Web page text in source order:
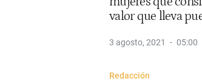
valor que lleva
3 agosto, 2021 05:00
Redacción